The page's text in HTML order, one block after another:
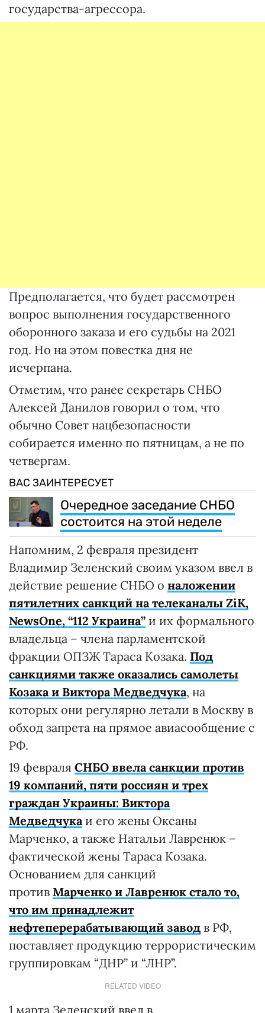
государства-агрессора.
Предполагается, что будет рассмотрен
вопрос выполнения государственного
оборонного заказа и его судьбы на 2021
год. Но на этом повестка дня не
исчерпана.
Отметим, что ранее секретарь СНБО
Алексей Данилов говорил о том, что
обычно Совет нацбезопасности
собирается именно по пятницам, а не по
четвергам.
ВАС ЗАИНТЕРЕСУЕТ
Очередное заседание СНБО
состоится на этой неделе
Напомним, 2 февраля президент
Владимир Зеленский своим указом ввел в
действие решение СНБО о наложении
пятилетних санкций на телеканалы ZiK,
NewsOne, “112 Украина” и их формального
владельца – члена парламентской
фракции ОПЗЖ Тараса Козака. Под
санкциями также оказались самолеты
Козака и Виктора Медведчука, на
которых они регулярно летали в Москву в
обход запрета на прямое авиасообщение с
РФ.
19 февраля СНБО ввела санкции против
19 компаний, пяти россиян и трех
граждан Украины: Виктора
Медведчука и его жены Оксаны
Марченко, а также Натальи Лавренюк –
фактической жены Тараса Козака.
Основанием для санкций
против Марченко и Лавренюк стало то,
что им принадлежит
нефтеперерабатывающий завод в РФ,
поставляет продукцию террористическим
группировкам “ДНР” и “ЛНР”.
RELATED VIDEO
1 марта Зеленский ввел в